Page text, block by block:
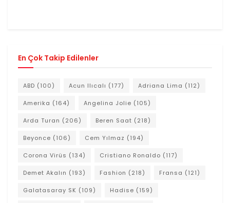
En Çok Takip Edilenler
ABD (100) Acun Ilıcalı (177) Adriana Lima (112)
Amerika (164) Angelina Jolie (105)
Arda Turan (206) Beren Saat (218)
Beyonce (106) Cem Yılmaz (194)
Corona Virüs (134) Cristiano Ronaldo (117)
Demet Akalın (193) Fashion (218) Fransa (121)
Galatasaray SK (109) Hadise (159)